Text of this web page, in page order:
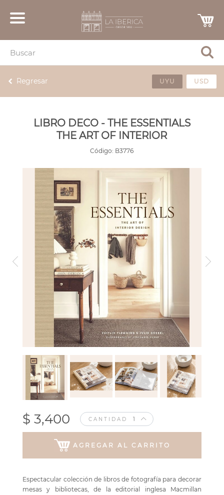
Regresar UYU USD
LIBRO DECO - THE ESSENTIALS
THE ART OF INTERIOR
Código: B3776
$ 3,400 CANTIDAD
AGREGAR AL CARRITO
Espectacular colección de libros de fotografía para decorar
mesas y bibliotecas, de la editorial inglesa Macmillan